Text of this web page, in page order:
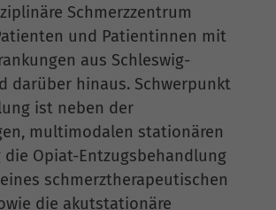
Schmerzzentrum
und Patientinnen mit
aus Schleswig-
darüber hinaus. Schwerpunkt
ist neben der
multimodalen stationären
die Opiat-Entzugsbehandlung
schmerztherapeutischen
die akutstationäre